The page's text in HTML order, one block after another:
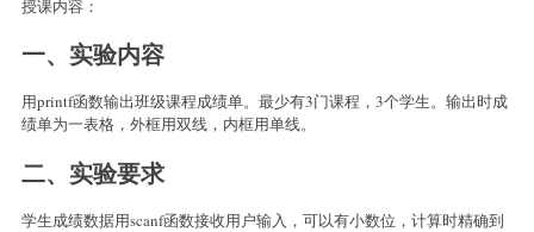
授课内容：
一、实验内容
用printf函数输出班级课程成绩单。最少有3门课程，3个学生。输出时成
绩单为一表格，外框用双线，内框用单线。
二、实验要求
学生成绩数据用scanf函数接收用户输入，可以有小数位，计算时精确到